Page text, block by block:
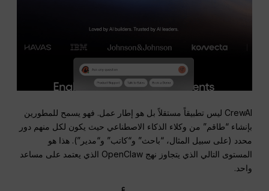
CrewAI ليس تطبيقاً مستقلاً بل هو إطار عمل. فهو يسمح للمطورين
بإنشاء “طاقم” من وكلاء الذكاء الاصطناعي حيث يكون لكل منهم دور
محدد (على سبيل المثال، “باحث” و“كاتب” و“مدير”). هذا هو
المستوى التالي الذي يتجاوز نهج OpenClaw الذي يعتمد على مساعد
واحد.